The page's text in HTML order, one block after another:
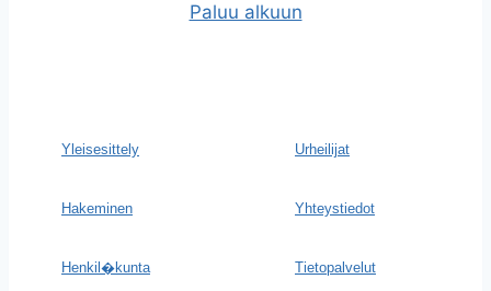
Paluu alkuun
Yleisesittely Urheilijat
Hakeminen Yhteystiedot
Henkil�kunta Tietopalvelut